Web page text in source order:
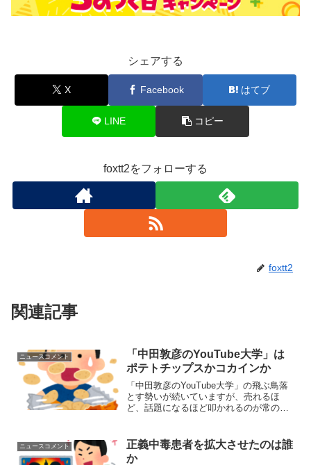
シェアする
X Facebook はてブ
LINE コピー
foxtt2をフォローする
foxtt2
関連記事
ニュースコメント
「中田敦彦のYouTube大学」は
ポテトチップスかコカインか
「中田敦彦のYouTube大学」の飛ぶ鳥落
とす勢いが続いていますが、売れるほ
ど、話題になるほど叩かれるのが常のよ
け、講義内容の真偽や正確性について問
うものが多いようです。...
ニュースコメント
正義中毒患者を拡大させたのは誰
か